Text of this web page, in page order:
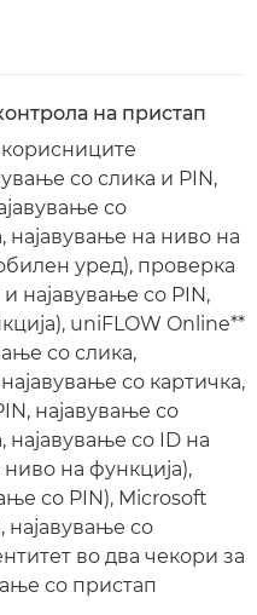
на пристап
со слика и PIN,
со
на ниво на
уред), проверка
најавување со PIN,
uniFLOW Online**
со слика,
со картичка,
најавување со
со ID на
на функција),
со PIN), Microsoft
најавување со
во два чекори за
со пристап